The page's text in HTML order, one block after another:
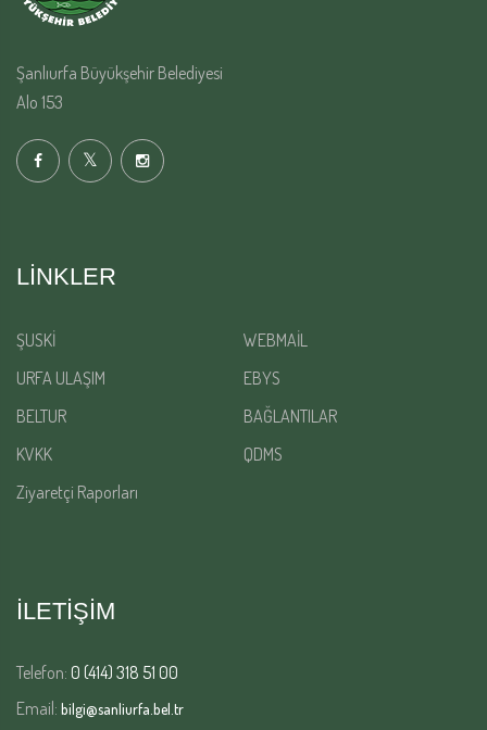
Şanlıurfa Büyükşehir Belediyesi
Alo 153
LINKLER
ŞUSKİ
WEBMAİL
URFA ULAŞIM
EBYS
BELTUR
BAĞLANTILAR
KVKK
QDMS
Ziyaretçi Raporları
İLETİŞİM
Telefon: 0 (414) 318 51 00
Email: bilgi@sanliurfa.bel.tr